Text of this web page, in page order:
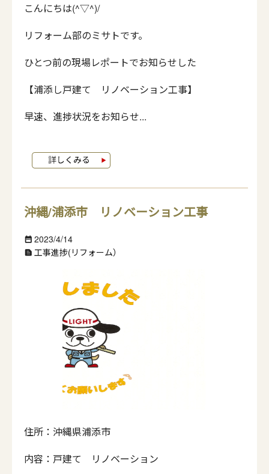
こんにちは(^▽^)/
リフォーム部のミサトです。
ひとつ前の現場レポートでお知らせした
【浦添し戸建て リノベーション工事】
早速、進捗状況をお知らせ...
沖縄/浦添市 リノベーション工事
date_range 2023/4/14
text_snippet 工事進捗(リフォーム）
住所：沖縄県浦添市
内容：戸建て リノベーション